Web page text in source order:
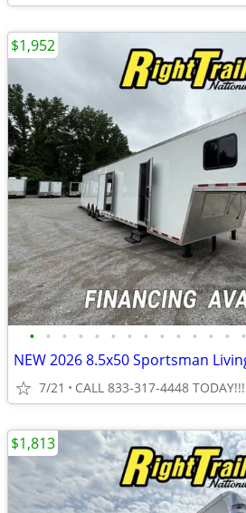
• • • • • • • • • • • • • •
7/21 CALL 833-317-4448 TODAY!!!
$1,952
$1,813